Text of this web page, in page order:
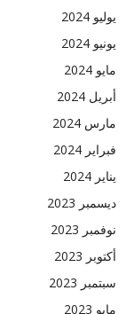
يوليو 2024
يونيو 2024
مايو 2024
أبريل 2024
مارس 2024
فبراير 2024
يناير 2024
ديسمبر 2023
نوفمبر 2023
أكتوبر 2023
سبتمبر 2023
مايو 2023